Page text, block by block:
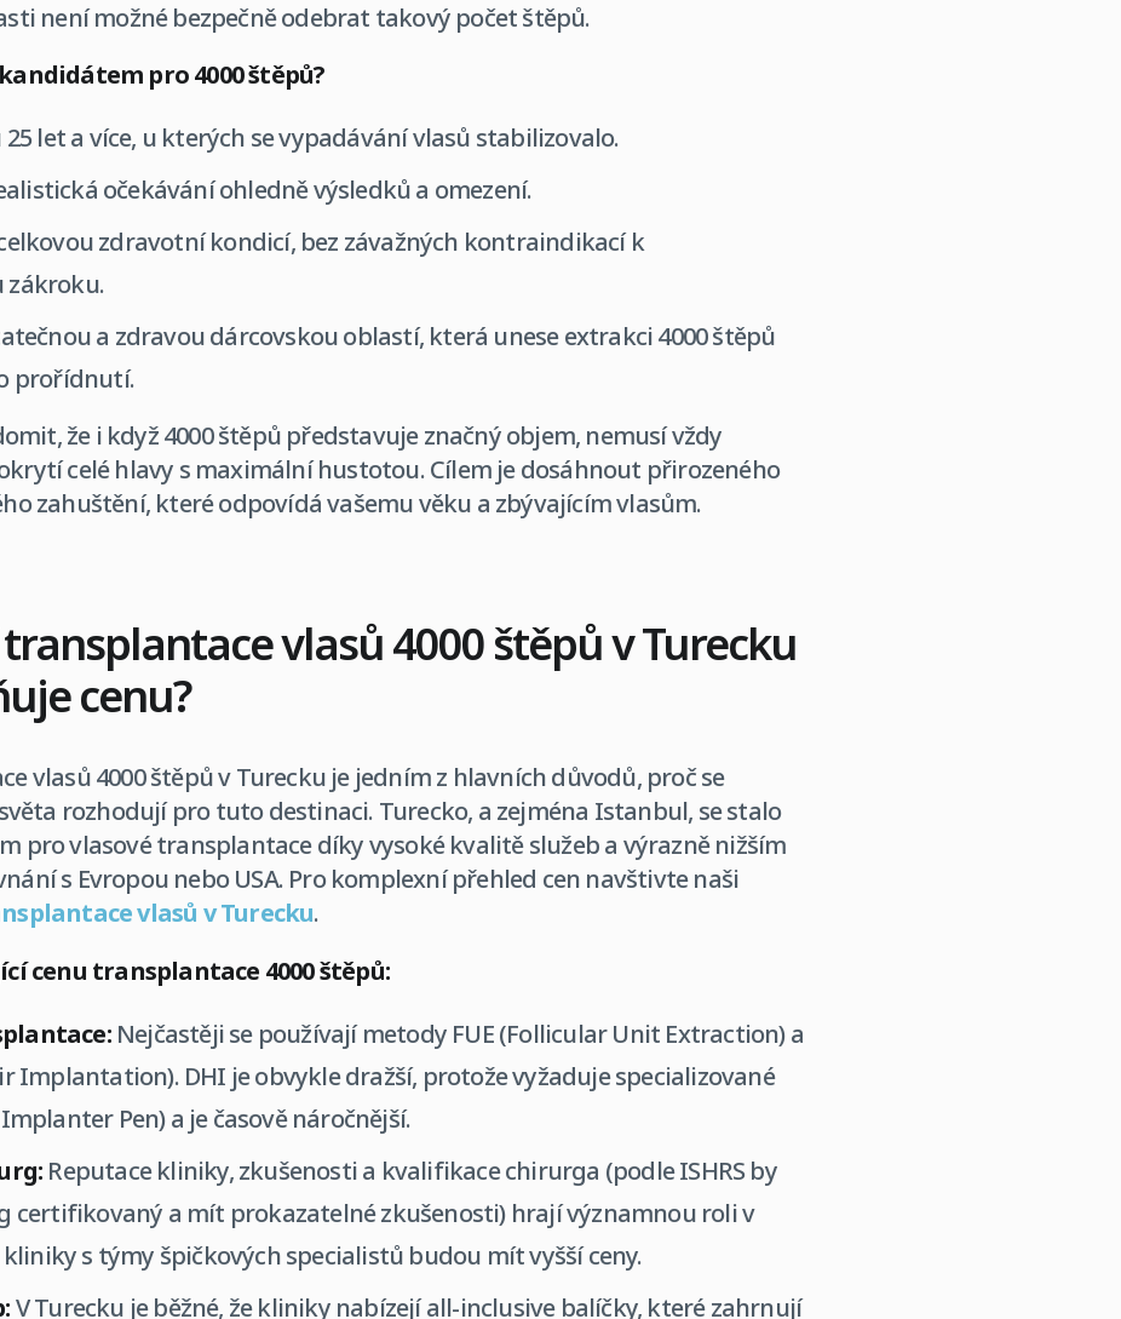
není možné bezpečně odebrat takový počet štěpů.
pro 4000 štěpů?
25 let a více, u kterých se vypadávání vlasů stabilizovalo.
očekávání ohledně výsledků a omezení.
zdravotní kondicí, bez závažných kontraindikací k
zákroku.
a zdravou dárcovskou oblastí, která unese extrakci 4000 štěpů
prořídnutí.
že i když 4000 štěpů představuje značný objem, nemusí vždy
celé hlavy s maximální hustotou. Cílem je dosáhnout přirozeného
zahuštění, které odpovídá vašemu věku a zbývajícím vlasům.
vlasů 4000 štěpů v Turecku
cenu?
vlasů 4000 štěpů v Turecku je jedním z hlavních důvodů, proč se
rozhodují pro tuto destinaci. Turecko, a zejména Istanbul, se stalo
pro vlasové transplantace díky vysoké kvalitě služeb a výrazně nižším
s Evropou nebo USA. Pro komplexní přehled cen navštivte naši
vlasů v Turecku.
cenu transplantace 4000 štěpů:
Nejčastěji se používají metody FUE (Follicular Unit Extraction) a
Implantation). DHI je obvykle dražší, protože vyžaduje specializované
Pen) a je časově náročnější.
Reputace kliniky, zkušenosti a kvalifikace chirurga (podle ISHRS by
certifikovaný a mít prokazatelné zkušenosti) hrají významnou roli v
kliniky s týmy špičkových specialistů budou mít vyšší ceny.
V Turecku je běžné, že kliniky nabízejí all-inclusive balíčky, které zahrnují